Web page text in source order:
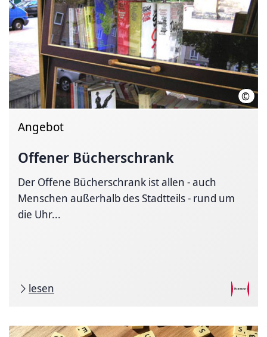
©
Angebot
Offener Bücherschrank
Der Offene Bücherschrank ist allen - auch
Menschen außerhalb des Stadtteils - rund um
die Uhr...
lesen